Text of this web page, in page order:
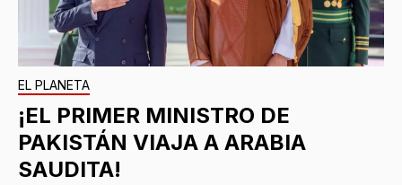
EL PLANETA
¡EL PRIMER MINISTRO DE
PAKISTÁN VIAJA A ARABIA
SAUDITA!